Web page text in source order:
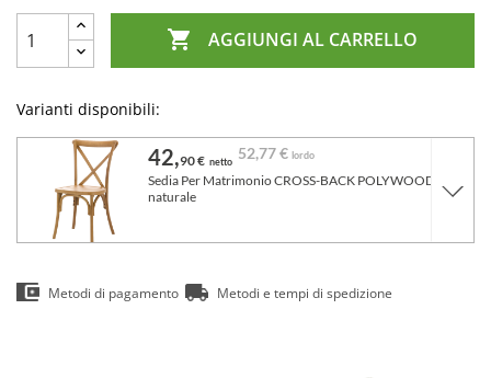
 AGGIUNGI AL CARRELLO
Varianti disponibili:
42,90 € netto 52,77 € lordo
Sedia Per Matrimonio CROSS-BACK POLYWOOD
naturale
Metodi di pagamento Metodi e tempi di spedizione